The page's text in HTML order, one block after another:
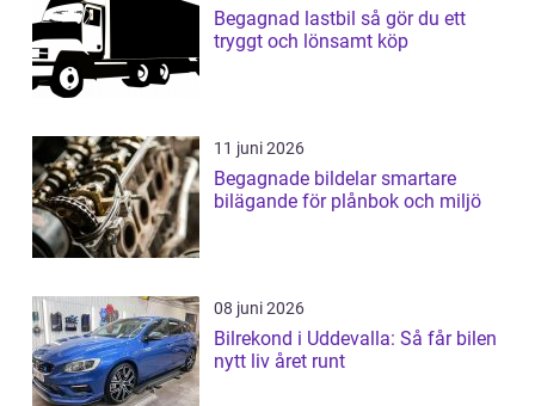
Begagnad lastbil så gör du ett
tryggt och lönsamt köp
11 juni 2026
Begagnade bildelar smartare
bilägande för plånbok och miljö
08 juni 2026
Bilrekond i Uddevalla: Så får bilen
nytt liv året runt